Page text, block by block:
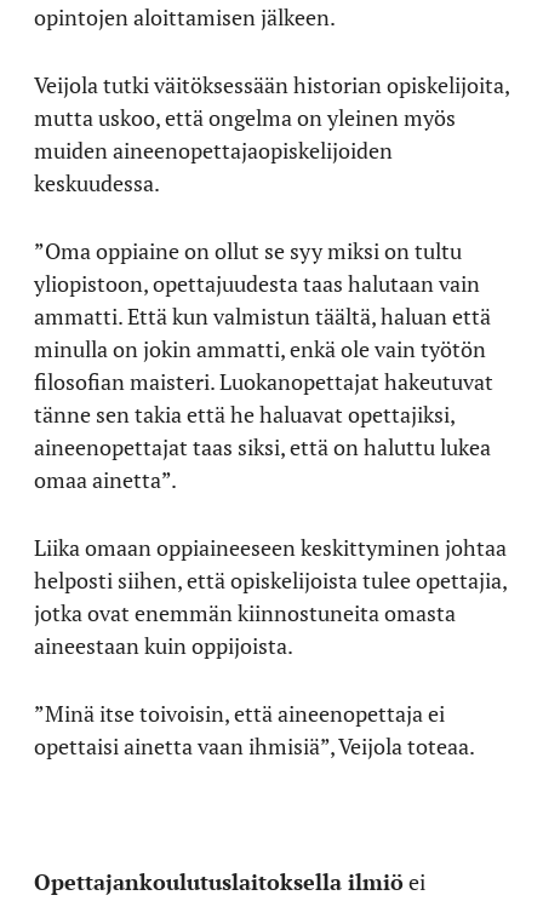
opintojen aloittamisen jälkeen.
Veijola tutki väitöksessään historian opiskelijoita,
mutta uskoo, että ongelma on yleinen myös
muiden aineenopettajaopiskelijoiden
keskuudessa.
”Oma oppiaine on ollut se syy miksi on tultu
yliopistoon, opettajuudesta taas halutaan vain
ammatti. Että kun valmistun täältä, haluan että
minulla on jokin ammatti, enkä ole vain työtön
filosofian maisteri. Luokanopettajat hakeutuvat
tänne sen takia että he haluavat opettajiksi,
aineenopettajat taas siksi, että on haluttu lukea
omaa ainetta”.
Liika omaan oppiaineeseen keskittyminen johtaa
helposti siihen, että opiskelijoista tulee opettajia,
jotka ovat enemmän kiinnostuneita omasta
aineestaan kuin oppijoista.
”Minä itse toivoisin, että aineenopettaja ei
opettaisi ainetta vaan ihmisiä”, Veijola toteaa.
Opettajankoulutuslaitoksella ilmiöei